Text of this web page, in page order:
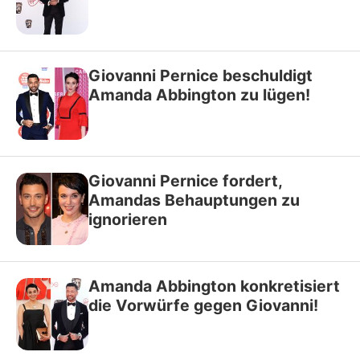
Giovanni Pernice beschuldigt
Amanda Abbington zu lügen!
Giovanni Pernice fordert,
Amandas Behauptungen zu
ignorieren
Amanda Abbington konkretisiert
die Vorwürfe gegen Giovanni!